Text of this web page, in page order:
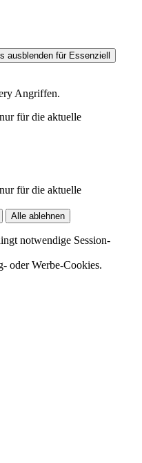
ausblenden für Essenziell
Angriffen.
für die aktuelle
für die aktuelle
Alle ablehnen
notwendige Session-
oder Werbe-Cookies.